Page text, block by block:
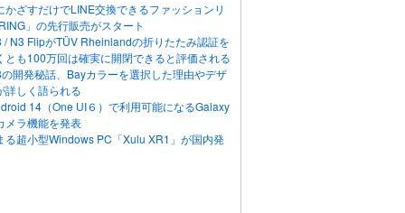
かざすだけでLINE交換できるファッションリ
」の先行販売がスタート
/ N3 FlipがTÜV Rheinlandの折りたたみ認証を
とも100万回は確実に開閉できると評価される
開発秘話、Bayカラーを選択した理由やデザ
詳しく語られる
14（One UI６）で利用可能になるGalaxy
メラ機能を発表
る超小型Windows PC「Xulu XR1」が国内発